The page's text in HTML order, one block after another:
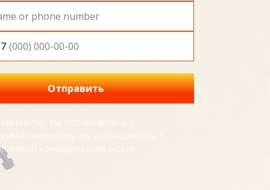
Отправить
кнопку, вы соглашаетесь c
на кнопку, вы соглашаетесь c
конфиденциальности